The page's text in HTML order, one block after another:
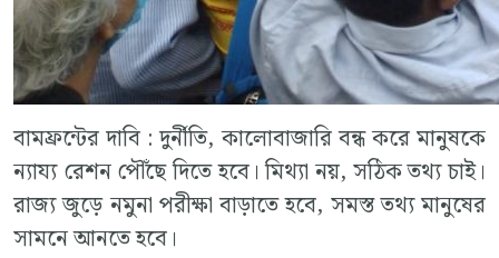
বামফ্রন্টের দাবি : দুর্নীতি, কালোবাজারি বন্ধ করে মানুষকে
ন্যায্য রেশন পৌঁছে দিতে হবে। মিথ্যা নয়, সঠিক তথ্য চাই।
রাজ্য জুড়ে নমুনা পরীক্ষা বাড়াতে হবে, সমস্ত তথ্য মানুষের
সামনে আনতে হবে।